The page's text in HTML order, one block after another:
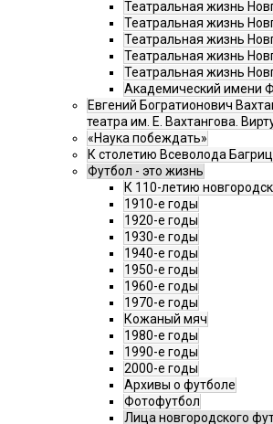
Театральная жизнь
Театральная жизнь
Театральная жизнь
Театральная жизнь
Театральная жизнь
Академический имени
Евгений Богратионович
театра им. Е. Вахтангова.
«Наука побеждать»
К столетию Всеволода
Футбол - это жизнь
К 110-летию
1910-е годы
1920-е годы
1930-е годы
1940-е годы
1950-е годы
1960-е годы
1970-е годы
Кожаный мяч
1980-е годы
1990-е годы
2000-е годы
Архивы о футболе
Фотофутбол
Лица новгородского